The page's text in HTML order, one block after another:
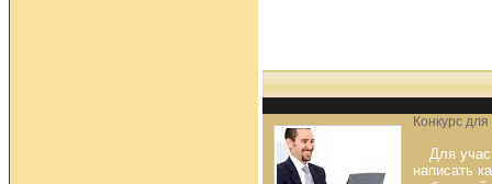
Конкурс
Для
написать